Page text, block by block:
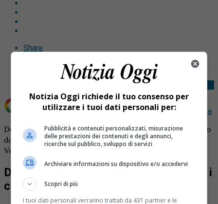
Share
Aggiungi Notizia Oggi.it come Fonte preferita su Google
Doglie al supermercato, come nello spot televisivo firmato
da Pupi Avati. E’ accaduto davvero in un market di Trino
Vercellese.
Doglie al supermercato, la soccorrono i
commessi
Notizia Oggi richiede il tuo consenso per
utilizzare i tuoi dati personali per:
Pubblicità e contenuti personalizzati, misurazione
delle prestazioni dei contenuti e degli annunci,
ricerche sul pubblico, sviluppo di servizi
Archiviare informazioni su dispositivo e/o accedervi
Scopri di più
I tuoi dati personali verranno trattati da 431 partner e le